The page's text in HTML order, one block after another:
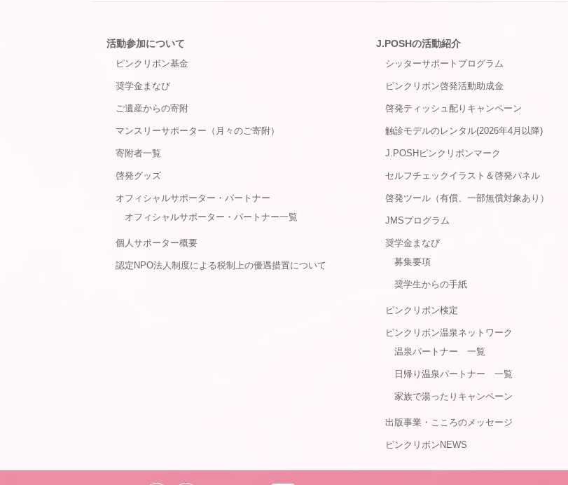
活動参加について
ピンクリボン基金
奨学金まなび
ご遺産からの寄附
マンスリーサポーター（月々のご寄附）
寄附者一覧
啓発グッズ
オフィシャルサポーター・パートナー
オフィシャルサポーター・パートナー一覧
個人サポーター概要
認定NPO法人制度による税制上の優遇措置について
J.POSHの活動紹介
シッターサポートプログラム
ピンクリボン啓発活動助成金
啓発ティッシュ配りキャンペーン
触診モデルのレンタル(2026年4月以降)
J.POSHピンクリボンマーク
セルフチェックイラスト＆啓発パネル
啓発ツール（有償、一部無償対象あり）
JMSプログラム
奨学金まなび
募集要項
奨学生からの手紙
ピンクリボン検定
ピンクリボン温泉ネットワーク
温泉パートナー 一覧
日帰り温泉パートナー 一覧
家族で湯ったりキャンペーン
出版事業・こころのメッセージ
ピンクリボンNEWS